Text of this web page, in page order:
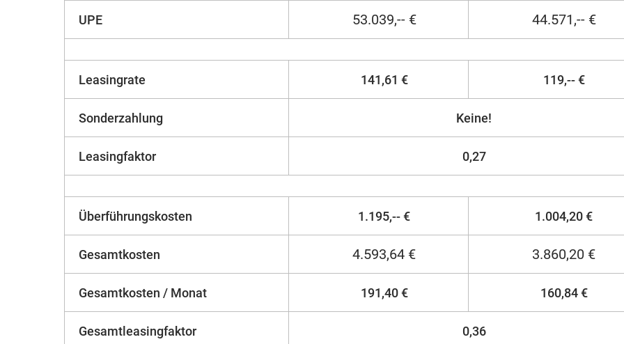
UPE 53.039,-- € 44.571,-- €
Leasingrate 141,61 € 119,-- €
Sonderzahlung Keine!
Leasingfaktor 0,27
Überführungskosten 1.195,-- € 1.004,20 €
Gesamtkosten 4.593,64 € 3.860,20 €
Gesamtkosten / Monat 191,40 € 160,84 €
Gesamtleasingfaktor 0,36